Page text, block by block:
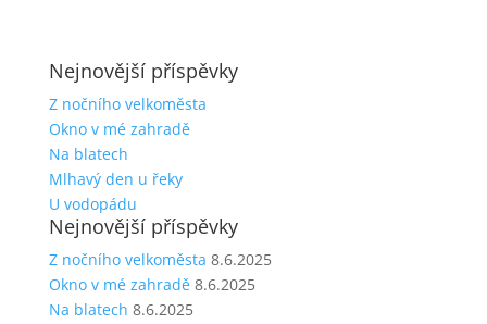
Nejnovější příspěvky
Z nočního velkoměsta
Okno v mé zahradě
Na blatech
Mlhavý den u řeky
U vodopádu
Nejnovější příspěvky
Z nočního velkoměsta 8.6.2025
Okno v mé zahradě 8.6.2025
Na blatech 8.6.2025